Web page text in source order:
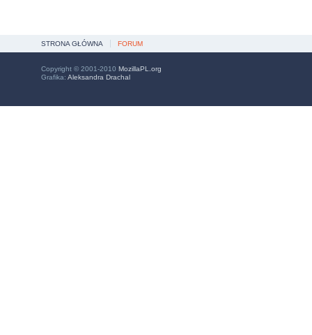
STRONA GŁÓWNA FORUM
Copyright © 2001-2010 MozillaPL.org
Grafika: Aleksandra Drachal